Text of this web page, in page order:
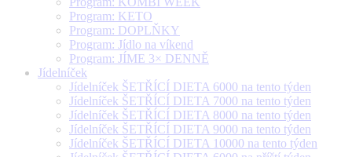
Program: KETO
Program: DOPLŇKY
Program: Jídlo na víkend
Program: JÍME 3× DENNĚ
Jídelníček
Jídelníček ŠETŘÍCÍ DIETA 6000 na tento týden
Jídelníček ŠETŘÍCÍ DIETA 7000 na tento týden
Jídelníček ŠETŘÍCÍ DIETA 8000 na tento týden
Jídelníček ŠETŘÍCÍ DIETA 9000 na tento týden
Jídelníček ŠETŘÍCÍ DIETA 10000 na tento týden